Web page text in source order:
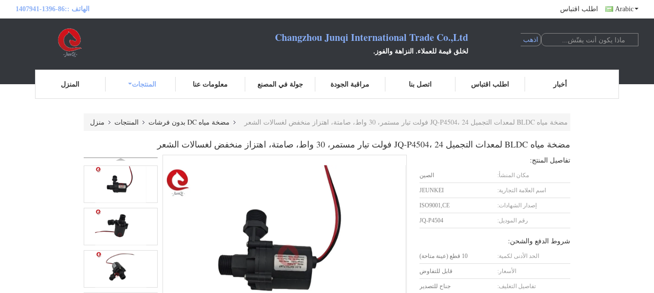
الهاتف ::86-1396-1407941 اطلب اقتباس Arabic
Changzhou Junqi International Trade Co.,Ltd
لخلق قيمة للعملاء. النزاهة والفوز.
المنزل المنتجات معلومات عنا جولة في المصنع مراقبة الجودة اتصل بنا اطلب اقتباس أخبار
منزل المنتجات مضخة مياه DC بدون فرشات مضخة مياه BLDC لمعدات التجميل JQ-P4504، 24 فولت تيار مستمر، 30 واط، صامتة، اهتزاز منخفض لغسالات الشعر
مضخة مياه BLDC لمعدات التجميل JQ-P4504، 24 فولت تيار مستمر، 30 واط، صامتة، اهتزاز منخفض لغسالات الشعر
تفاصيل المنتج:
مكان المنشأ: الصين
اسم العلامة التجارية: JEUNKEI
إصدار الشهادات: ISO9001,CE
رقم الموديل: JQ-P4504
شروط الدفع والشحن:
الحد الأدنى لكمية: 10 قطع (عينة متاحة)
الأسعار: قابل للتفاوض
تفاصيل التغليف: جناح للتصدير